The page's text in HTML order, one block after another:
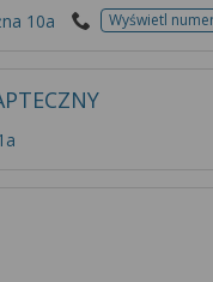
10a Wyświetl